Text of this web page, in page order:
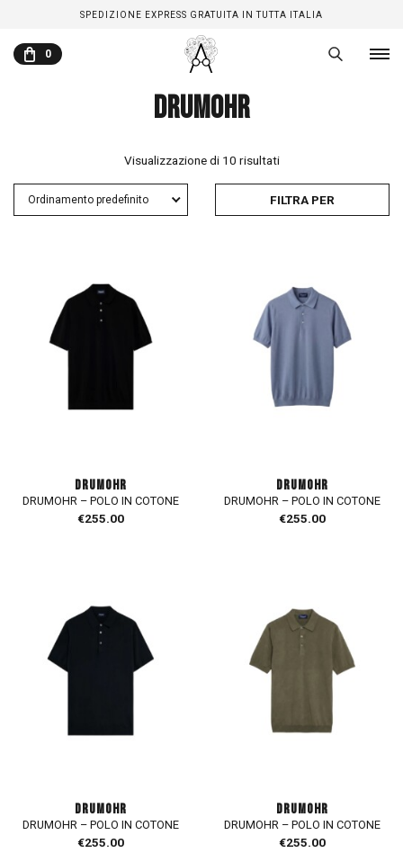
SPEDIZIONE EXPRESS GRATUITA IN TUTTA ITALIA
0
DRUMOHR
Visualizzazione di 10 risultati
FILTRA PER
DRUMOHR
DRUMOHR – POLO IN COTONE
€255.00
DRUMOHR
DRUMOHR – POLO IN COTONE
€255.00
DRUMOHR
DRUMOHR – POLO IN COTONE
€255.00
DRUMOHR
DRUMOHR – POLO IN COTONE
€255.00